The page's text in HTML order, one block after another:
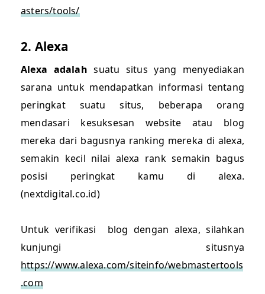
asters/tools/
2. Alexa
Alexa adalah suatu situs yang menyediakan
sarana untuk mendapatkan informasi tentang
peringkat suatu situs, beberapa orang
mendasari kesuksesan website atau blog
mereka dari bagusnya ranking mereka di alexa,
semakin kecil nilai alexa rank semakin bagus
posisi peringkat kamu di alexa.
(nextdigital.co.id)
Untuk verifikasi blog dengan alexa, silahkan
kunjungi situsnya
https://www.alexa.com/siteinfo/webmastertools
.com